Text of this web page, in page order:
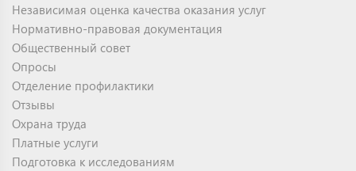
Независимая оценка качества оказания услуг
Нормативно-правовая документация
Общественный совет
Опросы
Отделение профилактики
Отзывы
Охрана труда
Платные услуги
Подготовка к исследованиям